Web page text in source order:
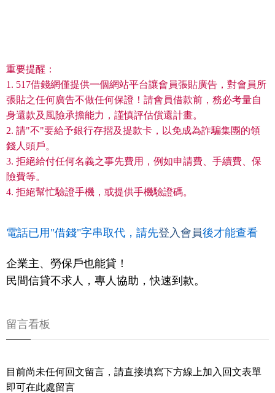
重要提醒：
1. 517借錢網僅提供一個網站平台讓會員張貼廣告，對會員所
張貼之任何廣告不做任何保證！請會員借款前，務必考量自
身還款及風險承擔能力，謹慎評估償還計畫。
2. 請"不"要給予銀行存摺及提款卡，以免成為詐騙集團的領
錢人頭戶。
3. 拒絕給付任何名義之事先費用，例如申請費、手續費、保
險費等。
4. 拒絕幫忙驗證手機，或提供手機驗證碼。
電話已用"借錢"字串取代，請先登入會員後才能查看
企業主、勞保戶也能貸！
民間信貸不求人，專人協助，快速到款。
留言看板
目前尚未任何回文留言，請直接填寫下方線上加入回文表單
即可在此處留言